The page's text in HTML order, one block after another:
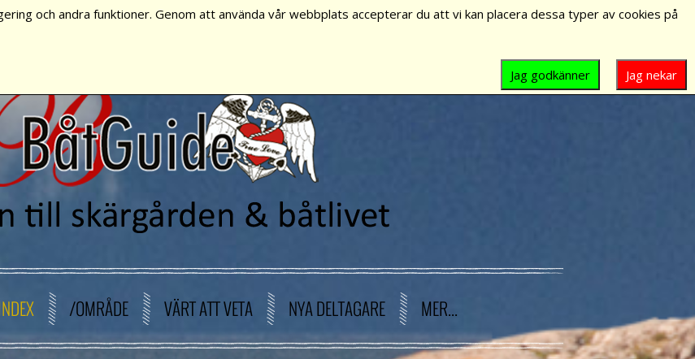
/OMRÅDE VÄRT ATT VETA NYA DELTAGARE MER...
och andra funktioner. Genom att använda vår webbplats accepterar du att vi kan placera dessa typer av cookies på
Jag nekar
Jag godkänner